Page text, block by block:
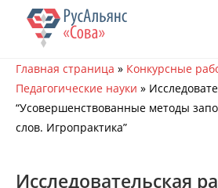
Перейти
содержимому
Главная страница » Конкурсные
Педагогические науки »
“Усовершенствованные методы
слов. Игропрактика”
Исследовательская